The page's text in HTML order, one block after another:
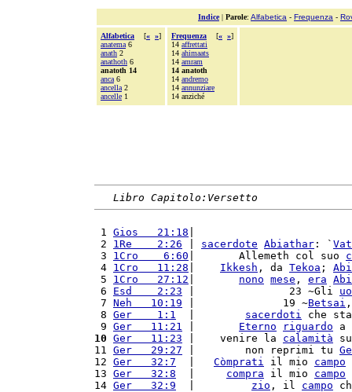
Indice| Parole: Alfabetica - Frequenza -
Alfabetica [« »]
anatema 6
anath 2
anathoth 6
anatoth 14
anca 6
ancella 2
ancelle 1
Frequenza [« »]
14 affrettati
14 ahimaats
14 amram
14 anatoth
14 andremo
14 annunziare
14 anziché
Libro Capitolo:Versetto
1 Gios   21:18
2 1Re    2:26 sacerdote Abiathar : `
3 1Cro    6:60 |       Allemeth col suo
4 1Cro   11:28 Ikkesh , da Tekoa ;
5 1Cro   27:12 nono mese , era
6 Esd    2:23 |               23 ~Gli
7 Neh   10:19 |              19 ~Betsai
8 Ger    1:1 sacerdoti che
9 Ger   11:21 Eterno riguardo a
10 Ger   11:23 |    venire la calamità
11 Ger   29:27 |        non reprimi tu
12 Ger   32:7 Còmprati il mio campo
13 Ger   32:8 compra il mio campo
14 Ger   32:9 zio , il campo